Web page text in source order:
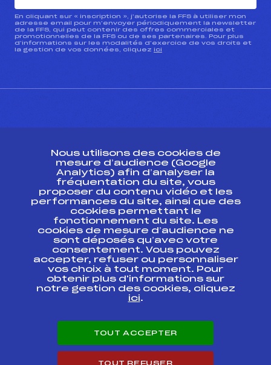
En cliquant sur « inscription », j’autorise la FFS à utiliser mon
adresse email pour m’envoyer périodiquement la newsletter
de la FFS, qui peut contenir des offres commerciales et
promotionnelles de la FFS ou de ses partenaires. Pour plus
d’informations sur les modalités d’exercice de vos droits et
la gestion de vos données, cliquez ici
Ressources
Pass’Neige
Projet sportif fédéral
Projet de performance fédéral
Antidopage
Pôle Développement, Formation, Suivi
Scientifique
Listes ministérielles
Pôle vie de l’athlète
Enseignement professionnel
Carrières
Nous utilisons des cookies de
mesure d’audience (Google
Analytics) afin d’analyser la
fréquentation du site, vous
proposer du contenu vidéo et les
performances du site, ainsi que des
cookies permettant le
fonctionnement du site. Les
cookies de mesure d’audience ne
sont déposés qu’avec votre
consentement. Vous pouvez
accepter, refuser ou personnaliser
vos choix à tout moment. Pour
obtenir plus d'informations sur
notre gestion des cookies, cliquez
ici.
TOUT ACCEPTER
TOUT REFUSER